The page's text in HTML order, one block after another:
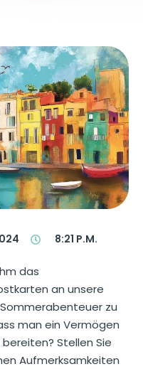
8:21 P.M.
das
an unsere
zu
man ein Vermögen
Stellen Sie
Aufmerksamkeiten